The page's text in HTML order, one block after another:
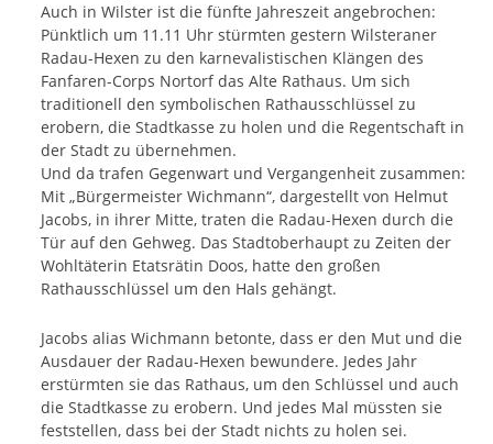
Auch in Wilster ist die fünfte Jahreszeit angebrochen:
Pünktlich um 11.11 Uhr stürmten gestern Wilsteraner
Radau-Hexen zu den karnevalistischen Klängen des
Fanfaren-Corps Nortorf das Alte Rathaus. Um sich
traditionell den symbolischen Rathausschlüssel zu
erobern, die Stadtkasse zu holen und die Regentschaft in
der Stadt zu übernehmen.
Und da trafen Gegenwart und Vergangenheit zusammen:
Mit „Bürgermeister Wichmann“, dargestellt von Helmut
Jacobs, in ihrer Mitte, traten die Radau-Hexen durch die
Tür auf den Gehweg. Das Stadtoberhaupt zu Zeiten der
Wohltäterin Etatsrätin Doos, hatte den großen
Rathausschlüssel um den Hals gehängt.
Jacobs alias Wichmann betonte, dass er den Mut und die
Ausdauer der Radau-Hexen bewundere. Jedes Jahr
erstürmten sie das Rathaus, um den Schlüssel und auch
die Stadtkasse zu erobern. Und jedes Mal müssten sie
feststellen, dass bei der Stadt nichts zu holen sei.